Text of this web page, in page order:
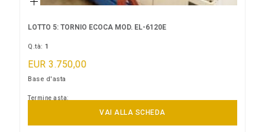
LOTTO 5: TORNIO ECOCA MOD. EL-6120E
Q.tà:1
EUR 3.750,00
Base d'asta
Termine asta:
VAI ALLA SCHEDA